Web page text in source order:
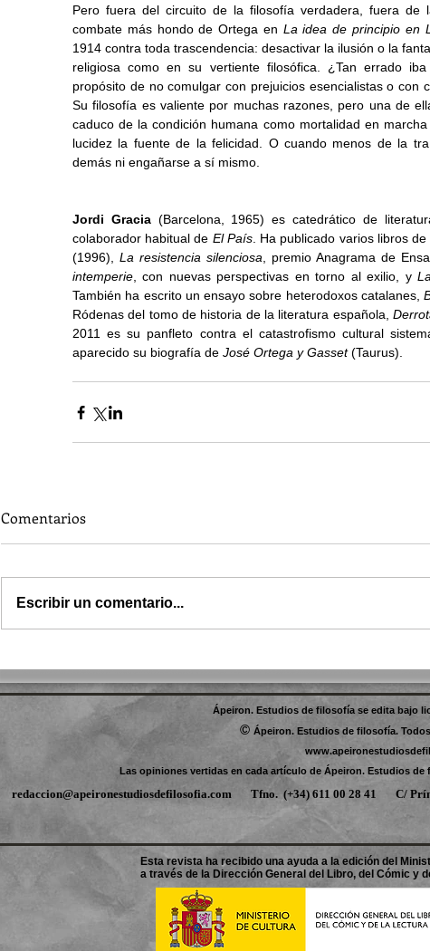
Pero fuera del circuito de la filosofía verdadera, fuera de
combate más hondo de Ortega en La idea de principio en
1914 contra toda trascendencia: desactivar la ilusión o la
religiosa como en su vertiente filosófica. ¿Tan errado
propósito de no comulgar con prejuicios esencialistas o con
Su filosofía es valiente por muchas razones, pero una de
caduco de la condición humana como mortalidad en
lucidez la fuente de la felicidad. O cuando menos de la
demás ni engañarse a sí mismo.
Jordi Gracia (Barcelona, 1965) es catedrático de
colaborador habitual de El País. Ha publicado varios libros
(1996), La resistencia silenciosa, premio Anagrama de
intemperie, con nuevas perspectivas en torno al exilio, y
También ha escrito un ensayo sobre heterodoxos catalanes,
Ródenas del tomo de historia de la literatura española,
2011 es su panfleto contra el catastrofismo cultural
aparecido su biografía de José Ortega y Gasset (Taurus).
Comentarios
Escribir un comentario...
Ápeiron. Estudios de filosofía se edita bajo
© Ápeiron. Estudios de filosofía.
Las opiniones vertidas en cada artículo de Ápeiron. Estudios
redaccion@apeironestudiosdefilosofia.comTfno.(+34) 611 00 28 41 C/
Esta revista ha recibido una ayuda a la edición del
a través de la Dirección General del Libro, del Cómic y